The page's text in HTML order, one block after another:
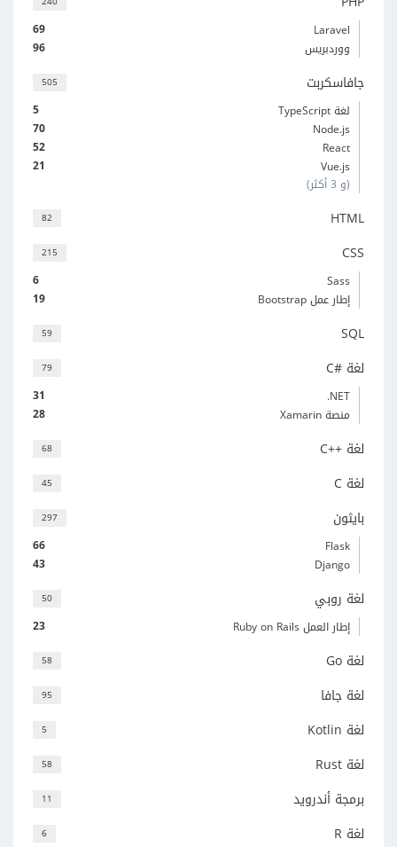
69
Laravel
96
ووردبريس
505 جافاسكربت
5
لغة TypeScript
70
Node.js
52
React
21
Vue.js
(و 3 أكثر)
82 HTML
215 CSS
6
Sass
19
إطار عمل Bootstrap
59 SQL
79 لغة C#‎
31
‎.NET
28
منصة Xamarin
68 لغة C++‎
45 لغة C
297 بايثون
66
Flask
43
Django
50 لغة روبي
23 إطار العمل Ruby on Rails
58 لغة Go
95 لغة جافا
5 لغة Kotlin
58 لغة Rust
11 برمجة أندرويد
6 لغة R